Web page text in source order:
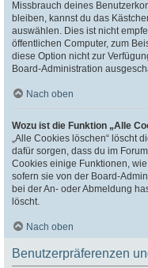
Missbrauch deines
bleiben, kannst du das
auswählen. Dies ist nicht
öffentlichen Computer, zum
diese Option nicht zur
Board-Administration
Nach oben
Wozu ist die Funktion „Alle
„Alle Cookies löschen“ löscht
dafür sorgen, dass du im
Cookies einige Funktionen,
sofern sie von der Board-
bei der An- oder Abmeldung
löscht.
Nach oben
Benutzerpräferenzen